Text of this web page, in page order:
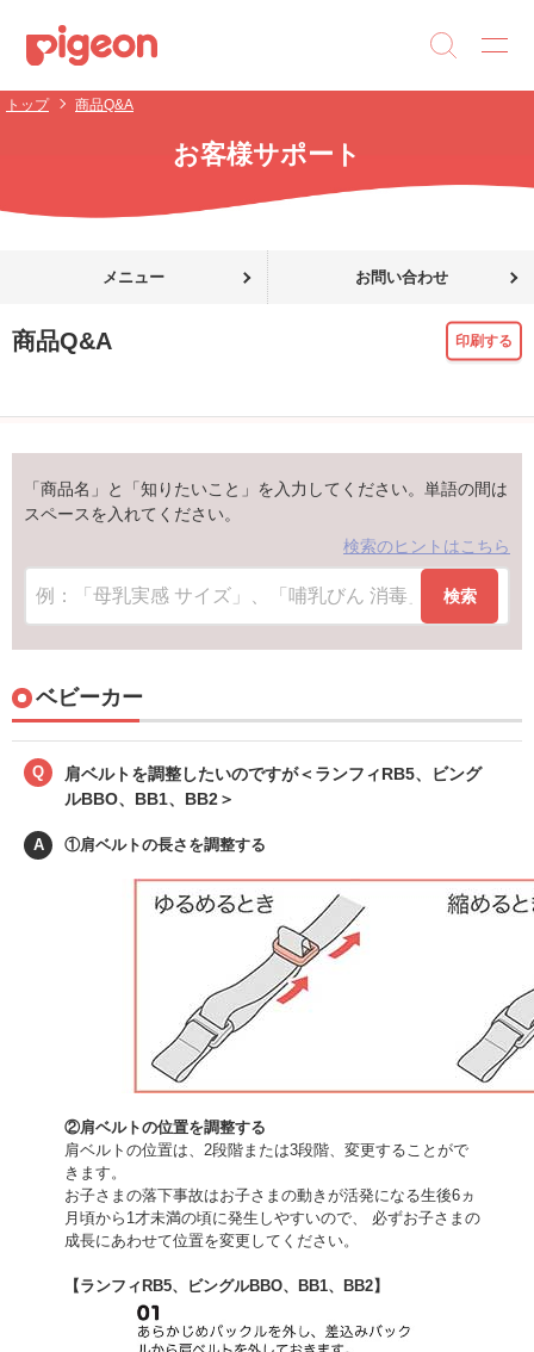
トップ 商品Q&A
お客様サポート
メニュー お問い合わせ
商品Q&A 印刷する
「商品名」と「知りたいこと」を入力してください。単語の間は
スペースを入れてください。
検索のヒントはこちら
検索
ベビーカー
Q
肩ベルトを調整したいのですが＜ランフィRB5、ビング
ルBBO、BB1、BB2＞
A ①肩ベルトの長さを調整する
②肩ベルトの位置を調整する
肩ベルトの位置は、2段階または3段階、変更することがで
きます。
お子さまの落下事故はお子さまの動きが活発になる生後6ヵ
月頃から1才未満の頃に発生しやすいので、 必ずお子さまの
成長にあわせて位置を変更してください。
【ランフィRB5、ビングルBBO、BB1、BB2】